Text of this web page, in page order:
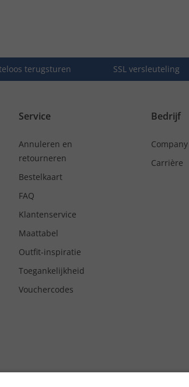
terugsturen SSL versleuteling
Service
Annuleren en
retourneren
Bestelkaart
FAQ
Klantenservice
Maattabel
Outfit-inspiratie
Toegankelijkheid
Vouchercodes
Bedrijf
Company
Carrière